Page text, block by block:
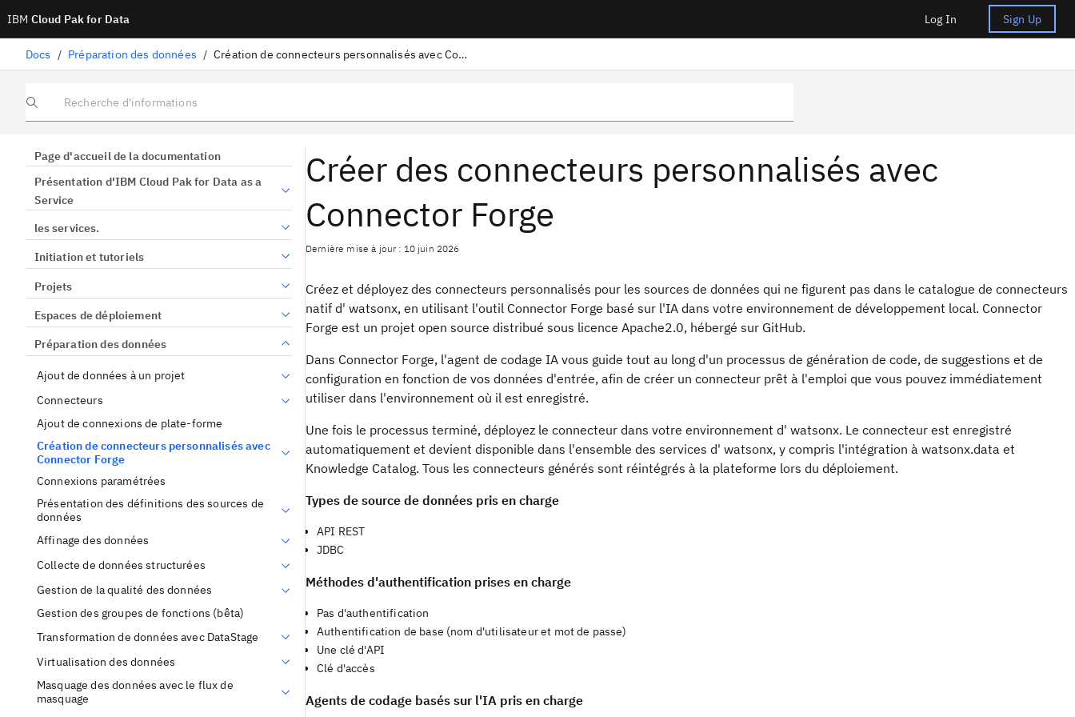
IBM Cloud Pak for Data Log In Sign Up
Docs / Préparation des données / Création de connecteurs personnalisés avec Connector Forge
Recherche d'informations
Page d'accueil de la documentation
Présentation d'IBM Cloud Pak for Data as a
Service
les services.
Initiation et tutoriels
Projets
Espaces de déploiement
Préparation des données
Ajout de données à un projet
Connecteurs
Ajout de connexions de plate-forme
Création de connecteurs personnalisés avec
Connector Forge
Connexions paramétrées
Présentation des définitions des sources de
données
Affinage des données
Collecte de données structurées
Gestion de la qualité des données
Gestion des groupes de fonctions (bêta)
Transformation de données avec DataStage
Virtualisation des données
Masquage des données avec le flux de
masquage
Créer des connecteurs personnalisés avec
Connector Forge
Dernière mise à jour : 10 juin 2026
Créez et déployez des connecteurs personnalisés pour les sources de données qui ne figurent pas dans le catalogue de connecteurs
natif d' watsonx, en utilisant l'outil Connector Forge basé sur l'IA dans votre environnement de développement local. Connector
Forge est un projet open source distribué sous licence Apache2.0, hébergé sur GitHub.
Dans Connector Forge, l'agent de codage IA vous guide tout au long d'un processus de génération de code, de suggestions et de
configuration en fonction de vos données d'entrée, afin de créer un connecteur prêt à l'emploi que vous pouvez immédiatement
utiliser dans l'environnement où il est enregistré.
Une fois le processus terminé, déployez le connecteur dans votre environnement d' watsonx. Le connecteur est enregistré
automatiquement et devient disponible dans l'ensemble des services d' watsonx, y compris l'intégration à watsonx.data et
Knowledge Catalog. Tous les connecteurs générés sont réintégrés à la plateforme lors du déploiement.
Types de source de données pris en charge
API REST
JDBC
Méthodes d'authentification prises en charge
Pas d'authentification
Authentification de base (nom d'utilisateur et mot de passe)
Une clé d'API
Clé d'accès
Agents de codage basés sur l'IA pris en charge